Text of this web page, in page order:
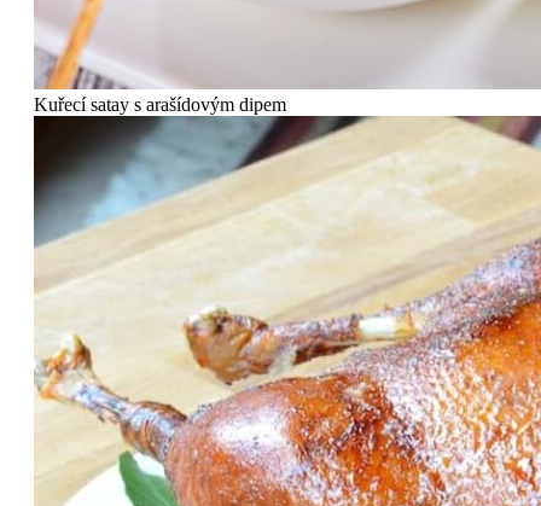
Kuřecí satay s arašídovým dipem